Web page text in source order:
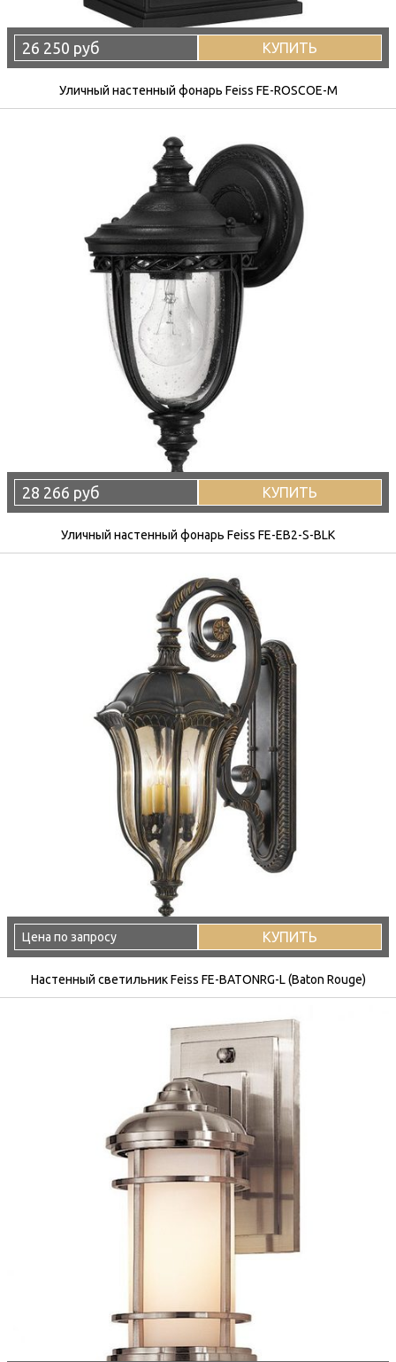
26 250 руб КУПИТЬ
Уличный настенный фонарь Feiss FE-ROSCOE-M
28 266 руб КУПИТЬ
Уличный настенный фонарь Feiss FE-EB2-S-BLK
Цена по запросу КУПИТЬ
Настенный светильник Feiss FE-BATONRG-L (Baton Rouge)